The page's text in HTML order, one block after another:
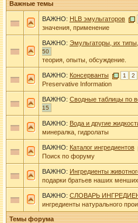
Важные темы
ВАЖНО: HLB эмульгаторов
значения, применение
ВАЖНО: Эмульгаторы, их
50
теория, опыты, обсуждение.
ВАЖНО: Консерванты 1 2
Preservative Information
ВАЖНО: Сводные таблицы по
15
ВАЖНО: Вода и другие
минералка, гидролаты
ВАЖНО: Каталог ингредиентов
Поиск по форуму
ВАЖНО: Ингредиенты
подарки братьев наших менших
ВАЖНО: СЛОВАРЬ
ингредиенты натурального
Темы форума